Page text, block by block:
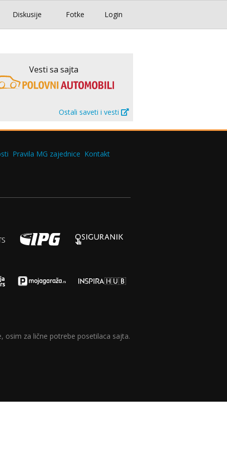
Login
Diskusije Fotke
Vesti sa sajta
Ostali saveti i vesti
Pravila MG zajednice Kontakt
osim za lične potrebe posetilaca sajta.